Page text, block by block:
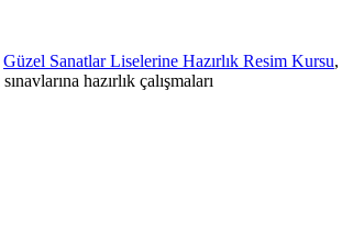
Güzel Sanatlar Liselerine Hazırlık Resim Kursu,
hazırlık çalışmaları